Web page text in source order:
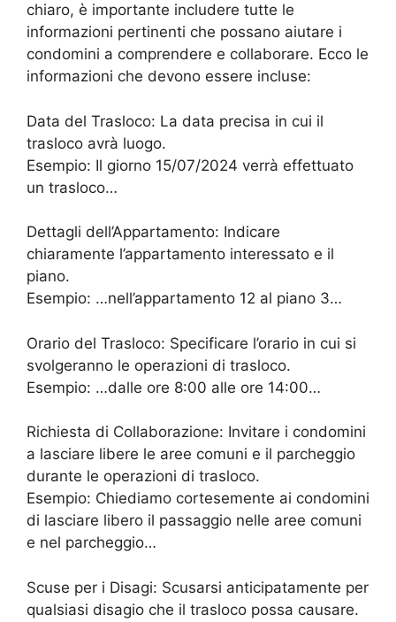
chiaro, è importante includere tutte le
informazioni pertinenti che possano aiutare i
condomini a comprendere e collaborare. Ecco le
informazioni che devono essere incluse:
Data del Trasloco: La data precisa in cui il
trasloco avrà luogo.
Esempio: Il giorno 15/07/2024 verrà effettuato
un trasloco…
Dettagli dell’Appartamento: Indicare
chiaramente l’appartamento interessato e il
piano.
Esempio: …nell’appartamento 12 al piano 3…
Orario del Trasloco: Specificare l’orario in cui si
svolgeranno le operazioni di trasloco.
Esempio: …dalle ore 8:00 alle ore 14:00…
Richiesta di Collaborazione: Invitare i condomini
a lasciare libere le aree comuni e il parcheggio
durante le operazioni di trasloco.
Esempio: Chiediamo cortesemente ai condomini
di lasciare libero il passaggio nelle aree comuni
e nel parcheggio…
Scuse per i Disagi: Scusarsi anticipatamente per
qualsiasi disagio che il trasloco possa causare.